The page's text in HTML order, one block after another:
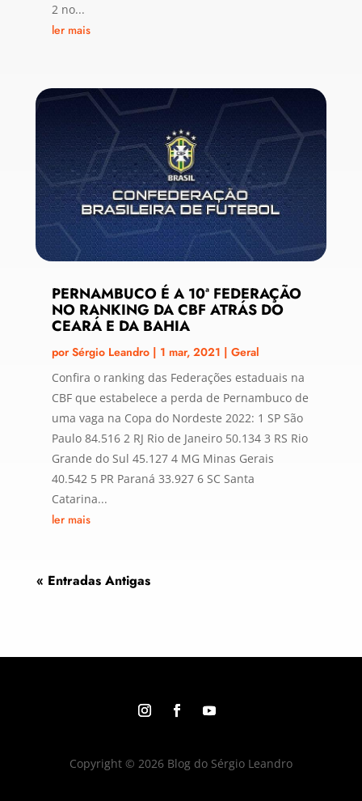
2 no...
ler mais
PERNAMBUCO É A 10ª FEDERAÇÃO
NO RANKING DA CBF ATRÁS DO
CEARÁ E DA BAHIA
porSérgio Leandro| 1 mar, 2021 | Geral
Confira o ranking das Federações estaduais na
CBF que estabelece a perda de Pernambuco de
uma vaga na Copa do Nordeste 2022: 1 SP São
Paulo 84.516 2 RJ Rio de Janeiro 50.134 3 RS Rio
Grande do Sul 45.127 4 MG Minas Gerais
40.542 5 PR Paraná 33.927 6 SC Santa
Catarina...
ler mais
« Entradas Antigas
Copyright © 2026 Blog do Sérgio Leandro